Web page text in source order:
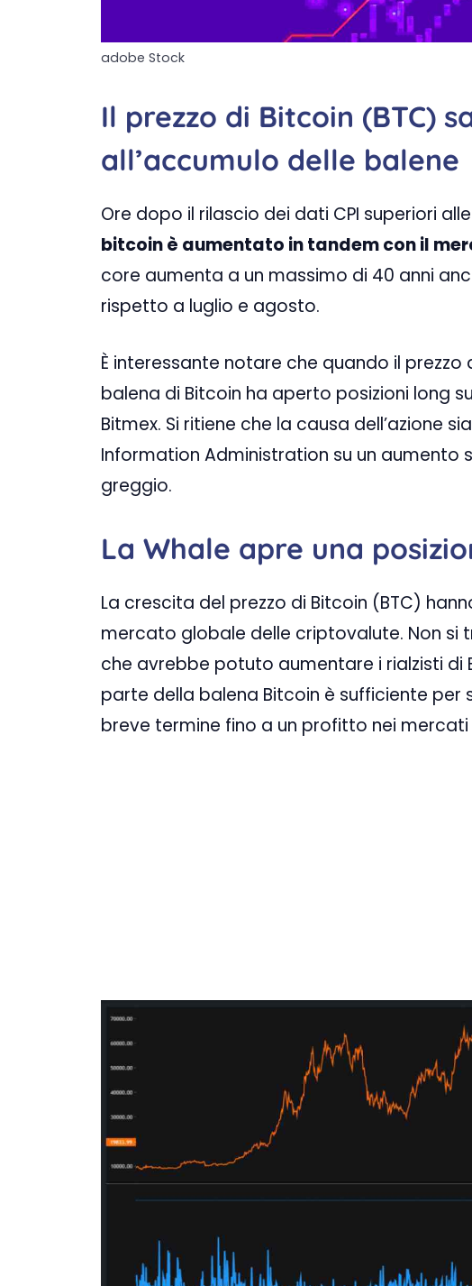
adobe Stock
Il prezzo di Bitcoin (BTC)
all’accumulo delle balene
Ore dopo il rilascio dei dati CPI superiori
bitcoin è aumentato in tandem con il
core aumenta a un massimo di 40 anni
rispetto a luglio e agosto.
È interessante notare che quando il prezzo
balena di Bitcoin ha aperto posizioni long
Bitmex. Si ritiene che la causa dell’azione
Information Administration su un
greggio.
La Whale apre una
La crescita del prezzo di Bitcoin (BTC)
mercato globale delle criptovalute. Non
che avrebbe potuto aumentare i rialzisti di
parte della balena Bitcoin è sufficiente per
breve termine fino a un profitto nei mercati